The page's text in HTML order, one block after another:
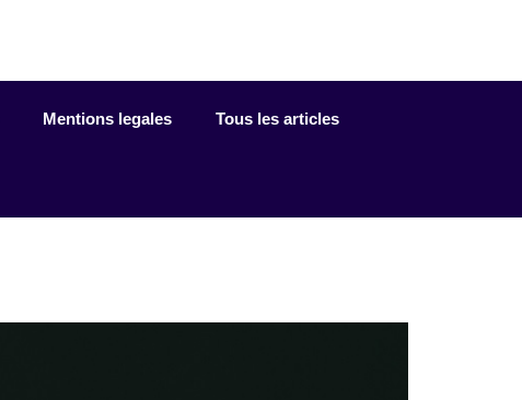
Mentions legales Tous les articles